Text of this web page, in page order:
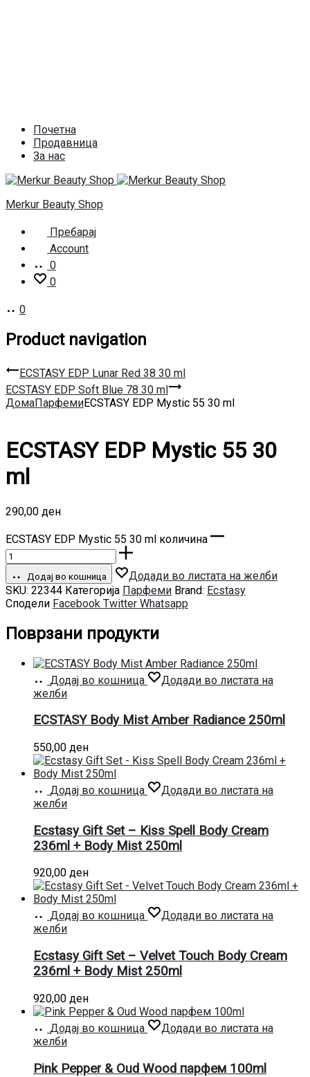
Почетна
Продавница
За нас
Merkur Beauty Shop
Пребарај
Account
0
0
0
Product navigation
ECSTASY EDP Lunar Red 38 30 ml
ECSTASY EDP Soft Blue 78 30 ml
ДомаПарфемиECSTASY EDP Mystic 55 30 ml
ECSTASY EDP Mystic 55 30
ml
290,00 ден
ECSTASY EDP Mystic 55 30 ml количина
Додај во кошница
Додади во листата на желби
SKU: 22344 Категорија Парфеми Brand: Ecstasy
Сподели Facebook Twitter Whatsapp
Поврзани продукти
Додај во кошница
Додади во листата на
желби
ECSTASY Body Mist Amber Radiance 250ml
550,00 ден
Додај во кошница
Додади во листата на
желби
Ecstasy Gift Set – Kiss Spell Body Cream
236ml + Body Mist 250ml
920,00 ден
Додај во кошница
Додади во листата на
желби
Ecstasy Gift Set – Velvet Touch Body Cream
236ml + Body Mist 250ml
920,00 ден
Додај во кошница
Додади во листата на
желби
Pink Pepper & Oud Wood парфем 100ml